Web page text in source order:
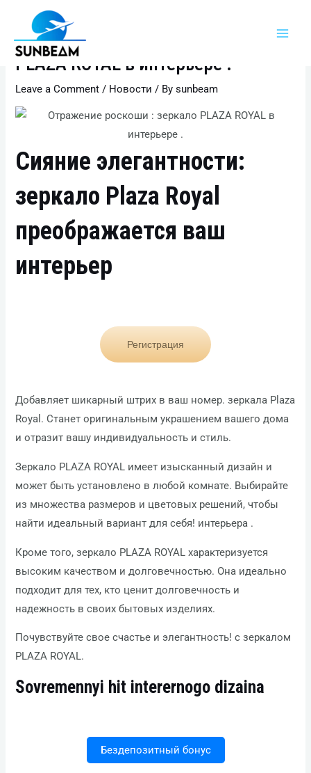
content
Отражение роскоши : зеркало
PLAZA ROYAL в интерьере .
Leave a Comment / Новости / Bysunbeam
Сияние элегантности:
зеркало Plaza Royal
преображается ваш
интерьер
Регистрация
Добавляет шикарный штрих в ваш номер. зеркала Plaza
Royal. Станет оригинальным украшением вашего дома
и отразит вашу индивидуальность и стиль.
Зеркало PLAZA ROYAL имеет изысканный дизайн и
может быть установлено в любой комнате. Выбирайте
из множества размеров и цветовых решений, чтобы
найти идеальный вариант для себя! интерьера .
Кроме того, зеркало PLAZA ROYAL характеризуется
высоким качеством и долговечностью. Она идеально
подходит для тех, кто ценит долговечность и
надежность в своих бытовых изделиях.
Почувствуйте свое счастье и элегантность! с зеркалом
PLAZA ROYAL.
Sovremennyi hit interernogo dizaina
Бездепозитный бонус